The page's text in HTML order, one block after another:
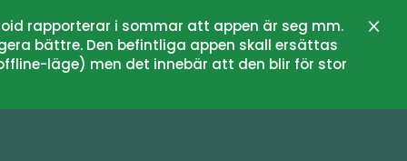
rapporterar i sommar att appen är seg mm.
bättre. Den befintliga appen skall ersättas
läge) men det innebär att den blir för stor